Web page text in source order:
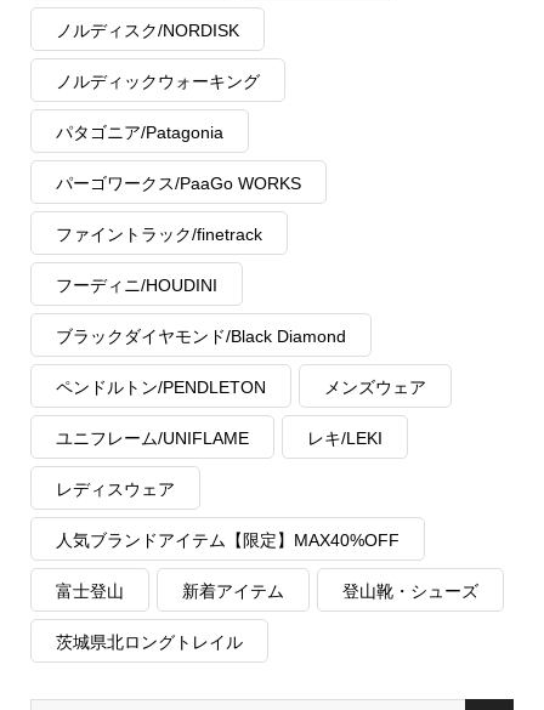
ノルディスク/NORDISK
ノルディックウォーキング
パタゴニア/Patagonia
パーゴワークス/PaaGo WORKS
ファイントラック/finetrack
フーディニ/HOUDINI
ブラックダイヤモンド/Black Diamond
ペンドルトン/PENDLETON メンズウェア
ユニフレーム/UNIFLAME レキ/LEKI
レディスウェア
人気ブランドアイテム【限定】MAX40%OFF
富士登山 新着アイテム 登山靴・シューズ
茨城県北ロングトレイル